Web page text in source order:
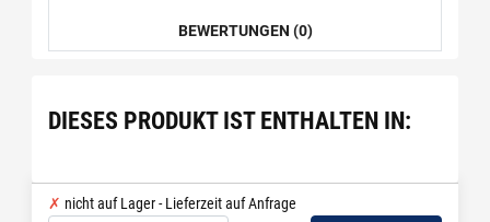
BEWERTUNGEN (0)
DIESES PRODUKT IST ENTHALTEN IN:
nicht auf Lager - Lieferzeit auf Anfrage